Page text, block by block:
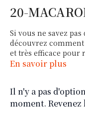
20-
Si vous ne savez
découvrez
et très efficace pour
En savoir plus
Il n'y a pas
moment. Revenez